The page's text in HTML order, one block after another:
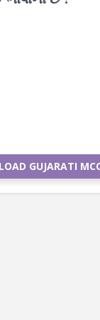
GUJARATI